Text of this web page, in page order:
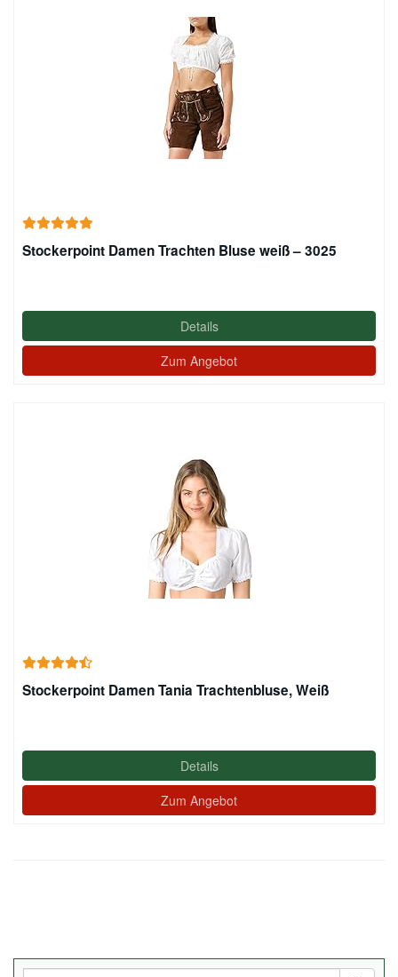
Stockerpoint Damen Trachten Bluse weiß – 3025
Details
Zum Angebot
Stockerpoint Damen Tania Trachtenbluse, Weiß
Details
Zum Angebot